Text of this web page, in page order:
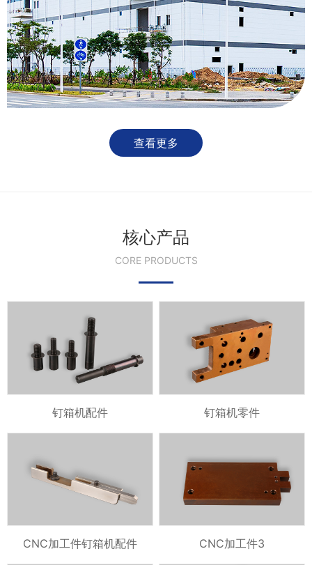
查看更多
核心产品
CORE PRODUCTS
钉箱机配件 钉箱机零件
CNC加工件钉箱机配件 CNC加工件3